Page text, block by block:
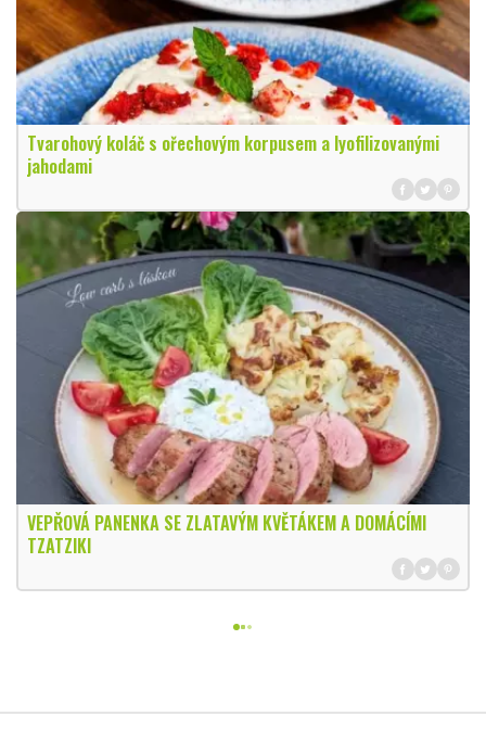
Tvarohový koláč s ořechovým korpusem a lyofilizovanými
jahodami
VEPŘOVÁ PANENKA SE ZLATAVÝM KVĚTÁKEM A DOMÁCÍMI
TZATZIKI